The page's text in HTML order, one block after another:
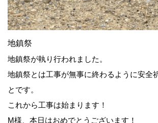
地鎮祭
地鎮祭が執り行われました。
地鎮祭とは工事が無事に終わるように安全
とです。
これから工事は始まります！
M様、本日はおめでとうございます！